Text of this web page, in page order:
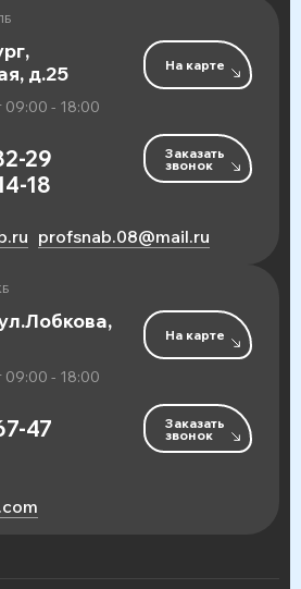
д.25
09:00 - 18:00
На карте
29
18
Заказать
звонок
profsnab.08@mail.ru
09:00 - 18:00
На карте
47 Заказать
звонок